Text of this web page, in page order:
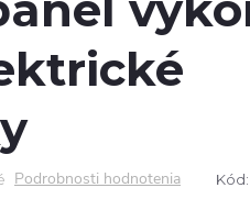
Podrobnosti hodnotenia Kód: